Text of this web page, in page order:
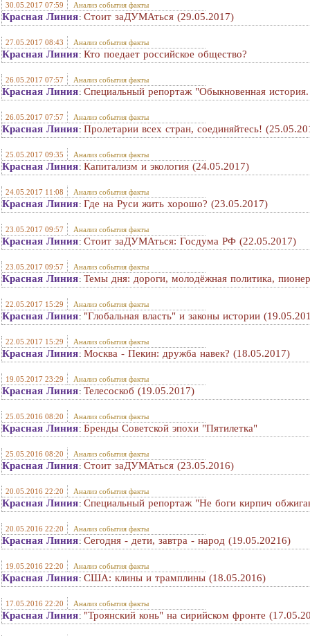
30.05.2017 07:59 Анализ события факты
Красная Линия: Стоит заДУМАться (29.05.2017)
27.05.2017 08:43 Анализ события факты
Красная Линия: Кто поедает российское общество?
26.05.2017 07:57 Анализ события факты
Красная Линия: Специальный репортаж "Обыкновенная история.
26.05.2017 07:57 Анализ события факты
Красная Линия: Пролетарии всех стран, соединяйтесь!
25.05.2017 09:35 Анализ события факты
Красная Линия: Капитализм и экология (24.05.2017)
24.05.2017 11:08 Анализ события факты
Красная Линия: Где на Руси жить хорошо? (23.05.2017)
23.05.2017 09:57 Анализ события факты
Красная Линия: Стоит заДУМАться: Госдума РФ (22.05.2017)
23.05.2017 09:57 Анализ события факты
Красная Линия: Темы дня: дороги, молодёжная политика,
22.05.2017 15:29 Анализ события факты
Красная Линия: "Глобальная власть" и законы истории
22.05.2017 15:29 Анализ события факты
Красная Линия: Москва - Пекин: дружба навек? (18.05.2017)
19.05.2017 23:29 Анализ события факты
Красная Линия: Телесоскоб (19.05.2017)
25.05.2016 08:20 Анализ события факты
Красная Линия: Бренды Советской эпохи "Пятилетка"
25.05.2016 08:20 Анализ события факты
Красная Линия: Стоит заДУМАться (23.05.2016)
20.05.2016 22:20 Анализ события факты
Красная Линия: Специальный репортаж "Не боги кирпич
20.05.2016 22:20 Анализ события факты
Красная Линия: Сегодня - дети, завтра - народ (19.05.20216)
19.05.2016 22:20 Анализ события факты
Красная Линия: США: клины и трамплины (18.05.2016)
17.05.2016 22:20 Анализ события факты
Красная Линия: "Троянский конь" на сирийском фронте